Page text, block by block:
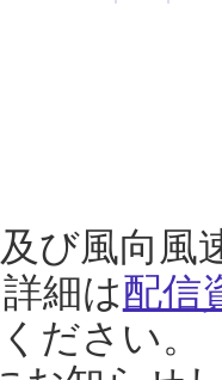
び風向風
細は配信
ださい。